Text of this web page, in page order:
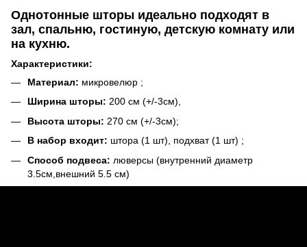
Однотонные шторы идеально подходят в
зал, спальню, гостиную, детскую комнату или
на кухню.
Характеристики:
Материал: микровелюр ;
Ширина шторы: 200 см (+/-3см),
Высота шторы: 270 см (+/-3см);
В набор входит: штора (1 шт), подхват (1 шт) ;
Способ подвеса: люверсы (внутренний диаметр
3.5см,внешний 5.5 см)